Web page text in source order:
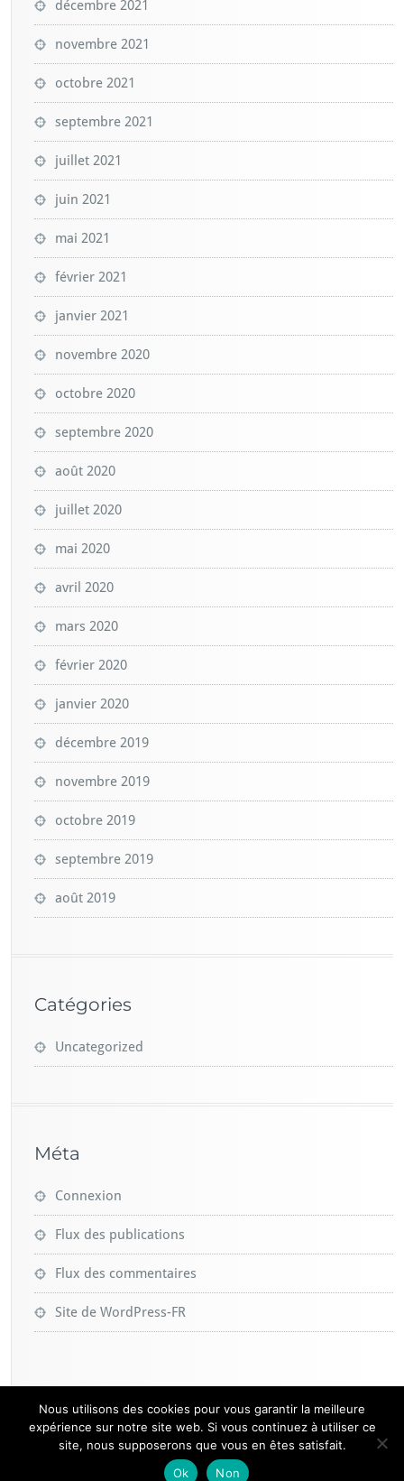
décembre 2021
novembre 2021
octobre 2021
septembre 2021
juillet 2021
juin 2021
mai 2021
février 2021
janvier 2021
novembre 2020
octobre 2020
septembre 2020
août 2020
juillet 2020
mai 2020
avril 2020
mars 2020
février 2020
janvier 2020
décembre 2019
novembre 2019
octobre 2019
septembre 2019
août 2019
Catégories
Uncategorized
Méta
Connexion
Flux des publications
Flux des commentaires
Site de WordPress-FR
Mentions Légales
Nous utilisons des cookies pour vous garantir la meilleure
expérience sur notre site web. Si vous continuez à utiliser ce
site, nous supposerons que vous en êtes satisfait.
Ok
Non